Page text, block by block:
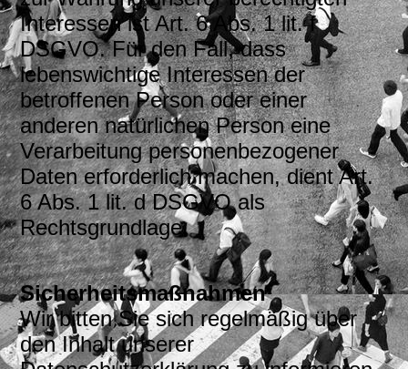
Interessen ist Art. 6 Abs. 1 lit. f
DSGVO. Für den Fall, dass
lebenswichtige Interessen der
betroffenen Person oder einer
anderen natürlichen Person eine
Verarbeitung personenbezogener
Daten erforderlich machen, dient Art.
6 Abs. 1 lit. d DSGVO als
Rechtsgrundlage.
Sicherheitsmaßnahmen
Wir bitten Sie sich regelmäßig über
den Inhalt unserer